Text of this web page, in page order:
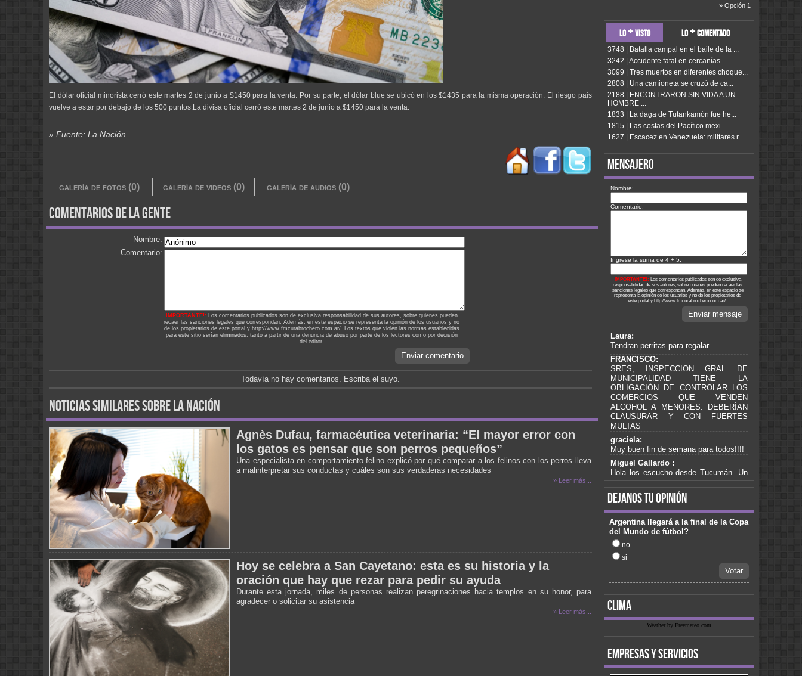
El dólar oficial minorista cerró este martes 2 de junio a $1450 para la venta. Por su parte, el dólar blue se ubicó en los $1435 para la misma operación. El riesgo país
vuelve a estar por debajo de los 500 puntos.La divisa oficial cerró este martes 2 de junio a $1450 para la venta.
» Fuente: La Nación
galería de fotos (0) galería de videos (0) galería de audios (0)
comentarios de la gente
Nombre:
Comentario:
IMPORTANTE!:
Los comentarios publicados son de exclusiva responsabilidad de sus autores, sobre quienes pueden
recaer las sanciones legales que correspondan. Además, en este espacio se representa la opinión de los usuarios y no
de los propietarios de este portal y http://www.fmcurabrochero.com.ar/. Los textos que violen las normas establecidas
para este sitio serían eliminados, tanto a partir de una denuncia de abuso por parte de los lectores como por decisión
del editor.
Enviar comentario
Todavía no hay comentarios. Escriba el suyo.
noticias similares sobre la nación
Agnès Dufau, farmacéutica veterinaria: “El mayor error con
los gatos es pensar que son perros pequeños”
Una especialista en comportamiento felino explicó por qué comparar a los felinos con los perros lleva
a malinterpretar sus conductas y cuáles son sus verdaderas necesidades
» Leer más...
Hoy se celebra a San Cayetano: esta es su historia y la
oración que hay que rezar para pedir su ayuda
Durante esta jornada, miles de personas realizan peregrinaciones hacia templos en su honor, para
agradecer o solicitar su asistencia
» Leer más...
» Opción 1
lo + visto lo + comentado
3748 | Batalla campal en el baile de la ...
3242 | Accidente fatal en cercanías...
3099 | Tres muertos en diferentes choque...
2808 | Una camioneta se cruzó de ca...
2188 | ENCONTRARON SIN VIDA A UN
HOMBRE ...
1833 | La daga de Tutankamón fue he...
1815 | Las costas del Pacífico mexi...
1627 | Escacez en Venezuela: militares r...
mensajero
Nombre:
Comentario:
Ingrese la suma de 4 + 5:
IMPORTANTE!: Los comentarios publicados son de exclusiva
responsabilidad de sus autores, sobre quienes pueden recaer las
sanciones legales que correspondan. Además, en este espacio se
representa la opinión de los usuarios y no de los propietarios de
este portal y http://www.fmcurabrochero.com.ar/.
Enviar mensaje
Laura:
Tendran perritas para regalar
FRANCISCO:
SRES, INSPECCION GRAL DE
MUNICIPALIDAD TIENE LA
OBLIGACIÓN DE CONTROLAR LOS
COMERCIOS QUE VENDEN
ALCOHOL A MENORES. DEBERÍAN
CLAUSURAR Y CON FUERTES
MULTAS
graciela:
Muy buen fin de semana para todos!!!!
Miguel Gallardo :
Hola los escucho desde Tucumán. Un
saludo para mis compañeros de trabajo
de Romero cammisa.pasa algo de Gary
fabiana :
No te puedo escuchar amigo
fabiana :
No te puedo escuchar amigo
graciela:
Somos de Buenos Aires, y no la
podemos escuchar hace raaaaaato.
Podìa averiguar, gracias!!!! saludos a
todossss =)
Dana :
Dana de Córdoba Capital y quisiera que
CD de Julian Burgos "Morir De Amor"
Saludos
daniel :
dejanos tu opinión
Argentina llegará a la final de la Copa
del Mundo de fútbol?
no
si
Votar
clima
Weather by Freemeteo.com
empresas y servicios